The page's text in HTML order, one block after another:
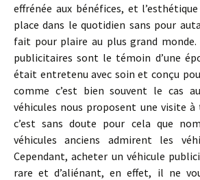
effrénée aux bénéfices, et
place dans le quotidien sans pour
fait pour plaire au plus grand monde.
publicitaires sont le témoin d’une
était entretenu avec soin et conçu
comme c’est bien souvent le cas
véhicules nous proposent une visite
c’est sans doute pour cela que
véhicules anciens admirent les
Cependant, acheter un véhicule
rare et d’aliénant, en effet, il ne